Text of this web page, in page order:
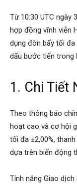
Từ 10:30 UTC ngày
hợp đồng vĩnh viễn
dụng đòn bẩy tối đa
dấu bước tiến trong
1. Chi Tiết
Theo thông báo
hoạt cao và cơ hội
tối đa ±2,00%,
dựa trên biến động
Tính năng Giao